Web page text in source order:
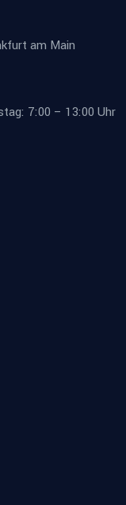
am Main
7:00 – 13:00 Uhr